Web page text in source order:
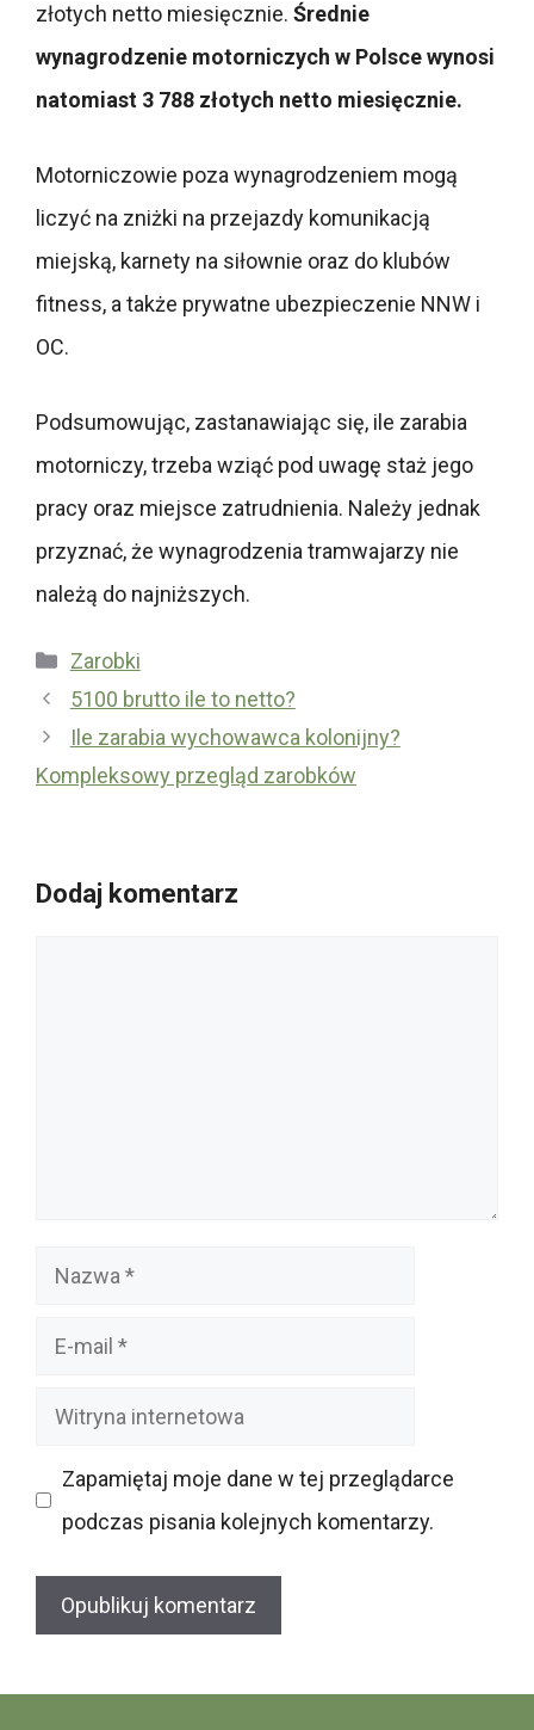
złotych netto miesięcznie. Średnie
wynagrodzenie motorniczych w Polsce wynosi
natomiast 3 788 złotych netto miesięcznie.
Motorniczowie poza wynagrodzeniem mogą
liczyć na zniżki na przejazdy komunikacją
miejską, karnety na siłownie oraz do klubów
fitness, a także prywatne ubezpieczenie NNW i
OC.
Podsumowując, zastanawiając się, ile zarabia
motorniczy, trzeba wziąć pod uwagę staż jego
pracy oraz miejsce zatrudnienia. Należy jednak
przyznać, że wynagrodzenia tramwajarzy nie
należą do najniższych.
Kategorie
Zarobki
5100 brutto ile to netto?
Ile zarabia wychowawca kolonijny?
Kompleksowy przegląd zarobków
Dodaj komentarz
Nazwa
Witryna
Zapamiętaj moje dane w tej przeglądarce
podczas pisania kolejnych komentarzy.